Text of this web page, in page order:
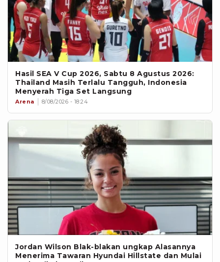
Hasil SEA V Cup 2026, Sabtu 8 Agustus 2026:
Thailand Masih Terlalu Tangguh, Indonesia
Menyerah Tiga Set Langsung
Arena 8/08/2026 - 18:24
Jordan Wilson Blak-blakan ungkap Alasannya
Menerima Tawaran Hyundai Hillstate dan Mulai